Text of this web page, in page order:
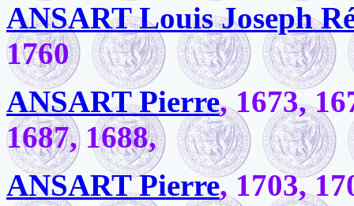
ANSART Louis Joseph
1760
ANSART Pierre, 1673,
1687, 1688,
ANSART Pierre, 1703,